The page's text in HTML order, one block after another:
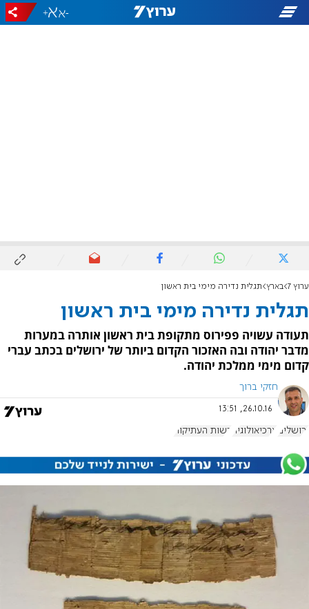
-
+
ערוץ 7 בארץ תגלית נדירה מימי בית ראשון
תגלית נדירה מימי בית ראשון
תעודה עשויה פפירוס מתקופת בית ראשון אותרה במערות
מדבר יהודה ובה האזכור הקדום ביותר של ירושלים בכתב עברי
קדום מימי ממלכת יהודה.
חזקי ברוך
26.10.16, 13:51
ירושלים ארכיאולוגיה רשות העתיקות